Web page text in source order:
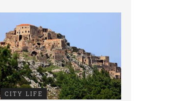
CITY LIFE